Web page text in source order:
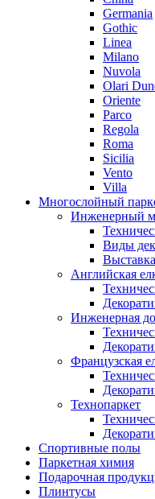
Germania
Gothic
Linea
Milano
Nuvola
Olari
Oriente
Parco
Regola
Roma
Sicilia
Vento
Villa
Многослойный
Инженерный
Виды
Английская
Инженерная
Французская
Технопаркет
Спортивные полы
Паркетная химия
Подарочная
Плинтусы